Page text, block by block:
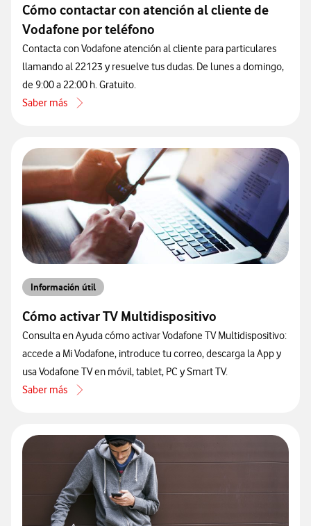
Cómo contactar con atención al cliente de
Vodafone por teléfono
Contacta con Vodafone atención al cliente para particulares
llamando al 22123 y resuelve tus dudas. De lunes a domingo,
de 9:00 a 22:00 h. Gratuito.
Saber más
acerca de Cómo contactar con atención al cliente de Vodafone
Información útil
Cómo activar TV Multidispositivo
Consulta en Ayuda cómo activar Vodafone TV Multidispositivo:
accede a Mi Vodafone, introduce tu correo, descarga la App y
usa Vodafone TV en móvil, tablet, PC y Smart TV.
Saber más
acerca de Cómo activar TV Multidispositivo